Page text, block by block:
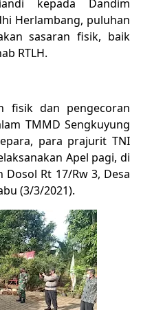
kepada Dandim
Herlambang, puluhan
sasaran fisik, baik
RTLH.
fisik dan pengecoran
TMMD Sengkuyung
para prajurit TNI
Apel pagi, di
Rt 17/Rw 3, Desa
(3/3/2021).